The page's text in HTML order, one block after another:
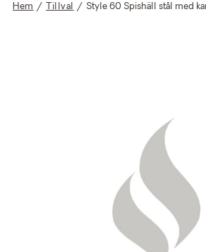
Hem / Tillval / Style 60 Spishäll stål med